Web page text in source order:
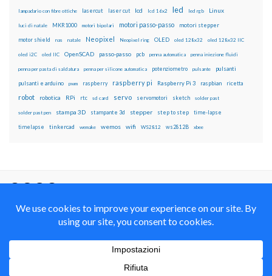
lampadario con fibre ottiche lasercut laser cut lcd lcd 16x2 led led rgb Linux
luci di natale MKR1000 motori bipolari motori passo-passo motori stepper
motor shield nas natale Neopixel Neopixel ring OLED oled 128x32 oled 128x32 IIC
oled i2C oled IIC OpenSCAD passo-passo pcb penna automatica penna iniezione fluidi
penna per pasta di saldatura penna per silicone automatica potenziometro pulsante pulsanti
pulsanti e arduino pwm raspberry raspberry pi Raspberry Pi 3 raspbian ricetta
robot robotica RPi rtc sd card servo servomotori sketch solder past
solder past pen stampa 3D stampante 3d stepper step to step time-lapse
timelapse tinkercad wemake wemos wifi WS2812 ws2812B xbee
Alike 4.0 International
© 2012-2018 Mauro Alfieri Elettronica Domotica Robotica Arduino Corsi